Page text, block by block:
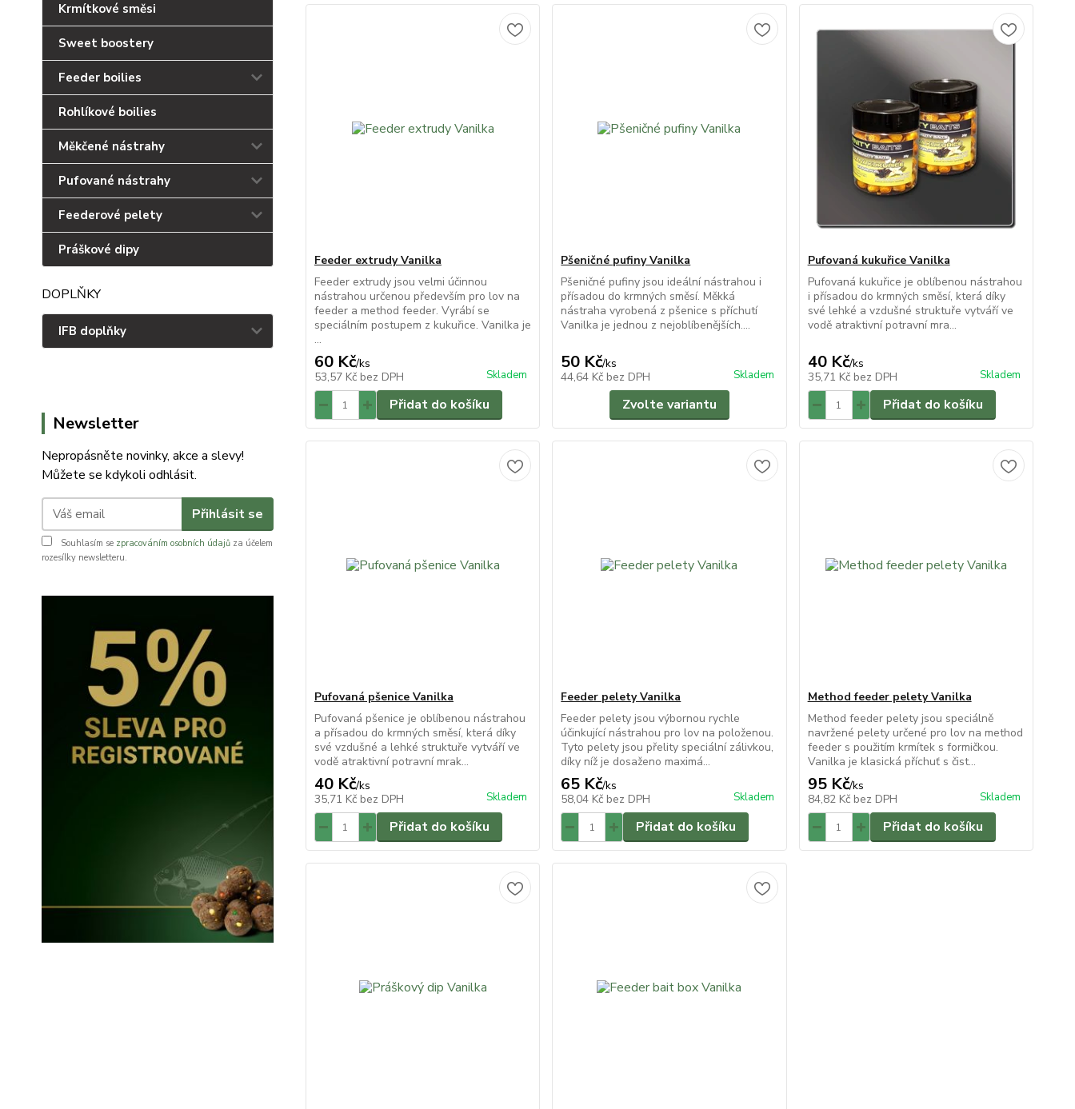
Krmítkové směsi
Sweet boostery
Feeder boilies
Rohlíkové boilies
Měkčené nástrahy
Pufované nástrahy
Feederové pelety
Práškové dipy
DOPLŇKY
IFB doplňky
Newsletter
Nepropásněte novinky, akce a slevy!
Můžete se kdykoli odhlásit.
Přihlásit se
Souhlasím se zpracováním osobních údajů za účelem
rozesílky newsletteru.
Feeder extrudy Vanilka
Feeder extrudy jsou velmi účinnou
nástrahou určenou především pro lov na
feeder a method feeder. Vyrábí se
speciálním postupem z kukuřice. Vanilka je
...
60 Kč/ks
53,57 Kč bez DPH Skladem
Přidat do košíku
Pšeničné pufiny Vanilka
Pšeničné pufiny jsou ideální nástrahou i
přísadou do krmných směsí. Měkká
nástraha vyrobená z pšenice s příchutí
Vanilka je jednou z nejoblíbenějších....
50 Kč/ks
44,64 Kč bez DPH Skladem
Zvolte variantu
Pufovaná kukuřice Vanilka
Pufovaná kukuřice je oblíbenou nástrahou
i přísadou do krmných směsí, která díky
své lehké a vzdušné struktuře vytváří ve
vodě atraktivní potravní mra...
40 Kč/ks
35,71 Kč bez DPH Skladem
Přidat do košíku
Pufovaná pšenice Vanilka
Pufovaná pšenice je oblíbenou nástrahou
a přísadou do krmných směsí, která díky
své vzdušné a lehké struktuře vytváří ve
vodě atraktivní potravní mrak...
40 Kč/ks
35,71 Kč bez DPH Skladem
Přidat do košíku
Feeder pelety Vanilka
Feeder pelety jsou výbornou rychle
účinkující nástrahou pro lov na položenou.
Tyto pelety jsou přelity speciální zálivkou,
díky níž je dosaženo maximá...
65 Kč/ks
58,04 Kč bez DPH Skladem
Přidat do košíku
Method feeder pelety Vanilka
Method feeder pelety jsou speciálně
navržené pelety určené pro lov na method
feeder s použitím krmítek s formičkou.
Vanilka je klasická příchuť s čist...
95 Kč/ks
84,82 Kč bez DPH Skladem
Přidat do košíku